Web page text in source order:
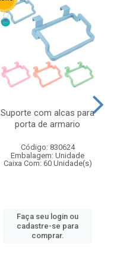
Suporte com alcas para
porta de armario
Código: 830624
Embalagem: Unidade
Caixa Com: 60 Unidade(s)
Faça seu login ou
cadastre-se para
comprar.